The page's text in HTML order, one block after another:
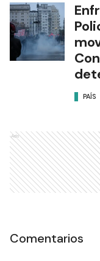
PAÍS
Ads
Comentarios